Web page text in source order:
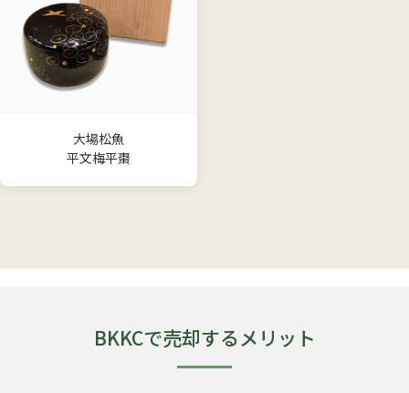
大場松魚
平文梅平棗
BKKCで売却するメリット